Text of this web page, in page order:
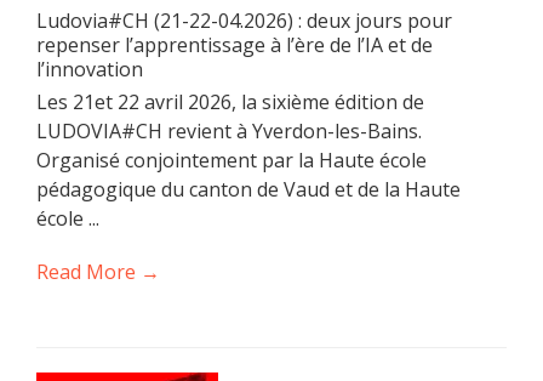
Ludovia#CH (21-22-04.2026) : deux jours pour
repenser l’apprentissage à l’ère de l’IA et de
l’innovation
Les 21et 22 avril 2026, la sixième édition de
LUDOVIA#CH revient à Yverdon-les-Bains.
Organisé conjointement par la Haute école
pédagogique du canton de Vaud et de la Haute
école ...
Read More →